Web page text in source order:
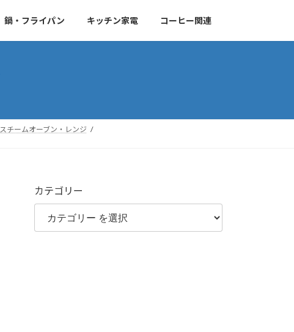
鍋・フライパン キッチン家電 コーヒー関連
スチームオーブン・レンジ
カテゴリー